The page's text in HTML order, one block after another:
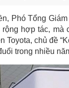
Phó Tổng
hợp tác, mà
chủ đề
trong nhiều